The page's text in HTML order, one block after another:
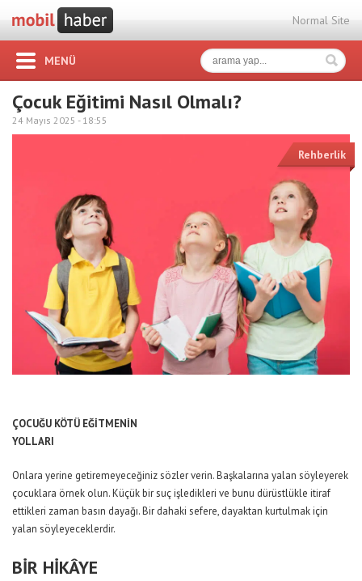
Normal Site
MENÜ
Çocuk Eğitimi Nasıl Olmalı?
24 Mayıs 2025 - 18:55
Rehberlik
ÇOCUĞU KÖTÜ EĞİTMENİN
YOLLARI
Onlara yerine getiremeyeceğiniz sözler verin. Başkalarına yalan söyleyerek
çocuklara örnek olun. Küçük bir suç işledikleri ve bunu dürüstlükle itiraf
ettikleri zaman basın dayağı. Bir dahaki sefere, dayaktan kurtulmak için
yalan söyleyeceklerdir.
BİR HİKÂYE